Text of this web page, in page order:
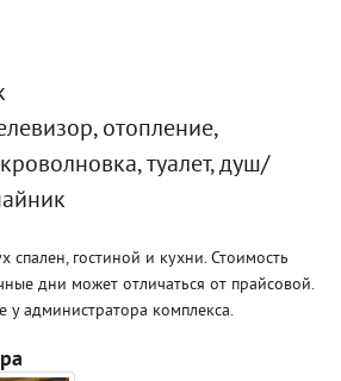
отопление,
туалет, душ/
спален, гостиной и кухни. Стоимость
дни может отличаться от прайсовой.
у администратора комплекса.